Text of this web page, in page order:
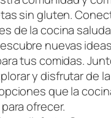
sin gluten.
de la cocina
nuevas
tus comidas.
y disfrutar de
que la
ofrecer.